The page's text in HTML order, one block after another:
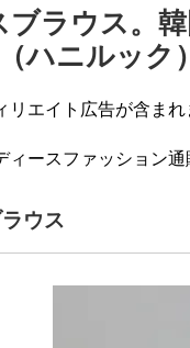
ブラウス。
ハニルック
エイト広告が含まれ
ィースファッション
ウス